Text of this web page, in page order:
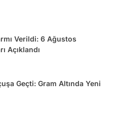
Verildi: 6 Ağustos
Açıklandı
Geçti: Gram Altında Yeni